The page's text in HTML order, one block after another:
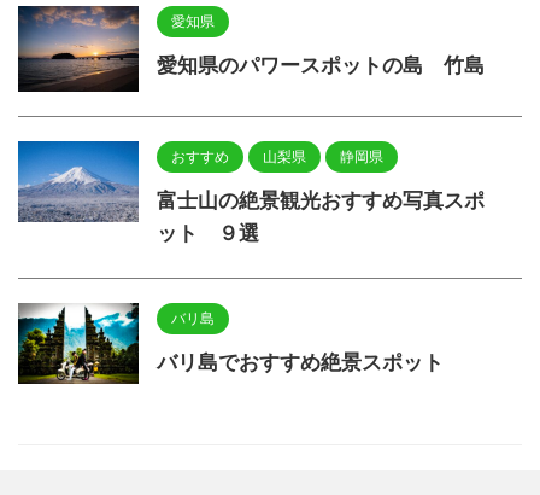
愛知県
愛知県のパワースポットの島 竹島
おすすめ 山梨県 静岡県
富士山の絶景観光おすすめ写真スポ
ット ９選
バリ島
バリ島でおすすめ絶景スポット